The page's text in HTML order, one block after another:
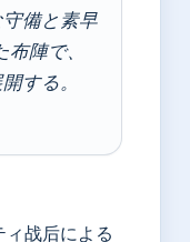
備と素早
陣で、
する。
战后による